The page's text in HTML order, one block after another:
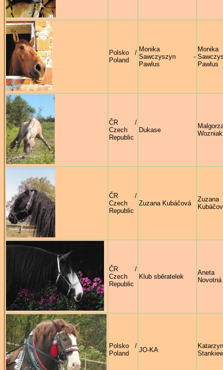
Polsko /
Poland
Monika
Sawczyszyn -
Pawlus
Monika
Pawlus
ČR /
Czech
Republic
Dukase
Wozniak
ČR /
Czech
Republic
Zuzana Kubáčová
Zuzana
ČR /
Czech
Republic
Klub sběratelek
Aneta
Novotná
Polsko /
Poland
JO-KA